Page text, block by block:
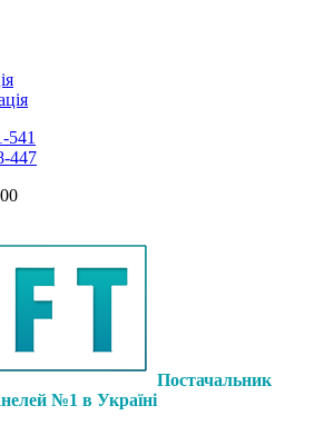
541
447
Постачальник
№1 в Україні